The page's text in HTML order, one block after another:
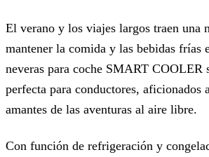
El verano y los viajes largos traen una
mantener la comida y las bebidas frías
neveras para coche SMART COOLER
perfecta para conductores, aficionados
amantes de las aventuras al aire libre.
Con función de refrigeración y